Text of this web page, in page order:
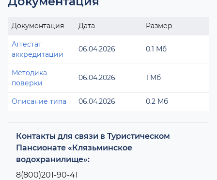
Документация Дата Размер
Аттестат
аккредитации
06.04.2026 0.1 Мб
Методика
поверки
06.04.2026 1 Мб
Описание типа 06.04.2026 0.2 Мб
Контакты для связи в Туристическом
Пансионате «Клязьминское
водохранилище»:
8(800)201-90-41